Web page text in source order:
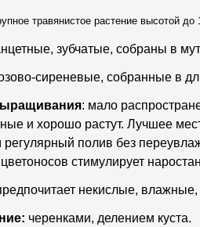
травянистое растение высотой до
зубчатые, собраны в
сиреневые, собранные в
: мало
и хорошо растут. Лучшее
полив без
стимулирует
некислые,
черенками, делением куста.